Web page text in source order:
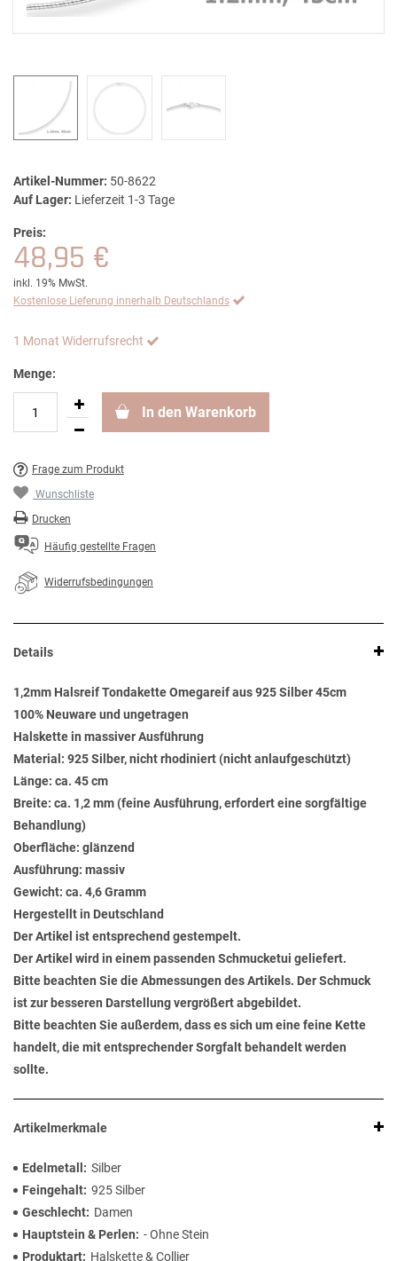
Artikel-Nummer: 50-8622
Auf Lager: Lieferzeit 1-3 Tage
Preis:
48,95 €
inkl. 19% MwSt.
Kostenlose Lieferung innerhalb Deutschlands
1 Monat Widerrufsrecht
Menge:
In den Warenkorb
Frage zum Produkt
Wunschliste
Drucken
Häufig gestellte Fragen
Widerrufsbedingungen
Details
1,2mm Halsreif Tondakette Omegareif aus 925 Silber 45cm
100% Neuware und ungetragen
Halskette in massiver Ausführung
Material: 925 Silber, nicht rhodiniert (nicht anlaufgeschützt)
Länge: ca. 45 cm
Breite: ca. 1,2 mm (feine Ausführung, erfordert eine sorgfältige
Behandlung)
Oberfläche: glänzend
Ausführung: massiv
Gewicht: ca. 4,6 Gramm
Hergestellt in Deutschland
Der Artikel ist entsprechend gestempelt.
Der Artikel wird in einem passenden Schmucketui geliefert.
Bitte beachten Sie die Abmessungen des Artikels. Der Schmuck
ist zur besseren Darstellung vergrößert abgebildet.
Bitte beachten Sie außerdem, dass es sich um eine feine Kette
handelt, die mit entsprechender Sorgfalt behandelt werden
sollte.
Artikelmerkmale
Edelmetall
Silber
Feingehalt 925 Silber
Geschlecht
Damen
Hauptstein & Perlen
- Ohne Stein
Produktart
Halskette & Collier